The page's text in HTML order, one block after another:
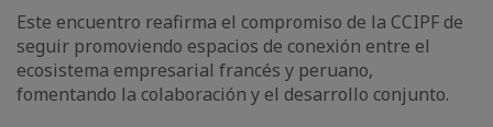
Este encuentro reafirma el compromiso de la CCIPF de
seguir promoviendo espacios de conexión entre el
ecosistema empresarial francés y peruano,
fomentando la colaboración y el desarrollo conjunto.